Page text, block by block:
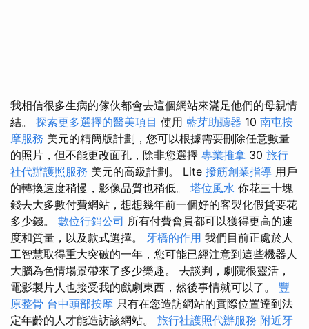
我相信很多生病的傢伙都會去這個網站來滿足他們的母親情
結。 探索更多選擇的醫美項目 使用 藍芽助聽器 10 南屯按
摩服務 美元的精簡版計劃，您可以根據需要刪除任意數量
的照片，但不能更改面孔，除非您選擇 專業推拿 30 旅行
社代辦護照服務 美元的高級計劃。 Lite 撥筋創業指導 用戶
的轉換速度稍慢，影像品質也稍低。 塔位風水 你花三十塊
錢去大多數付費網站，想想幾年前一個好的客製化假貨要花
多少錢。 數位行銷公司 所有付費會員都可以獲得更高的速
度和質量，以及款式選擇。 牙橋的作用 我們目前正處於人
工智慧取得重大突破的一年，您可能已經注意到這些機器人
大腦為色情場景帶來了多少樂趣。 去談判，劇院很靈活，
電影製片人也接受我的戲劇東西，然後事情就可以了。 豐
原整骨 台中頭部按摩 只有在您造訪網站的實際位置達到法
定年齡的人才能造訪該網站。 旅行社護照代辦服務 附近牙